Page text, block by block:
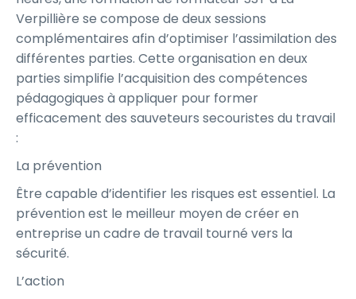
Verpillière se compose de deux sessions
complémentaires afin d’optimiser l’assimilation des
différentes parties. Cette organisation en deux
parties simplifie l’acquisition des compétences
pédagogiques à appliquer pour former
efficacement des sauveteurs secouristes du travail
:
La prévention
Être capable d’identifier les risques est essentiel. La
prévention est le meilleur moyen de créer en
entreprise un cadre de travail tourné vers la
sécurité.
L’action